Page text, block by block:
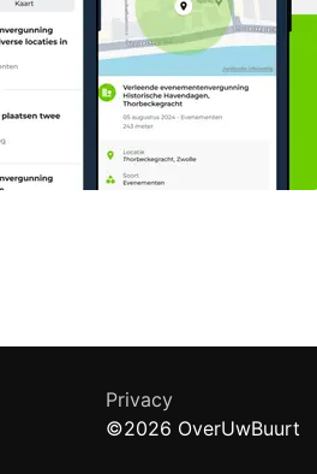
Privacy
©2026 OverUwBuurt